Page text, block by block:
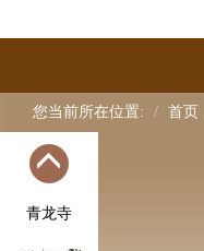
您当前所在位置: 首页
关中书院
青龙寺